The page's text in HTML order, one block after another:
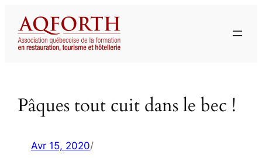
contenu
Pâques tout cuit dans le bec !
Avr 15, 2020/